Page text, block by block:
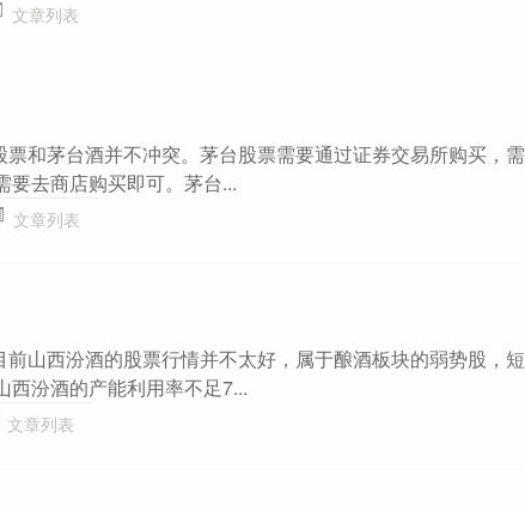
文章列表
和茅台酒并不冲突。茅台股票需要通过证券交易所购买，需
要去商店购买即可。茅台...
文章列表
山西汾酒的股票行情并不太好，属于酿酒板块的弱势股，短
西汾酒的产能利用率不足7...
文章列表